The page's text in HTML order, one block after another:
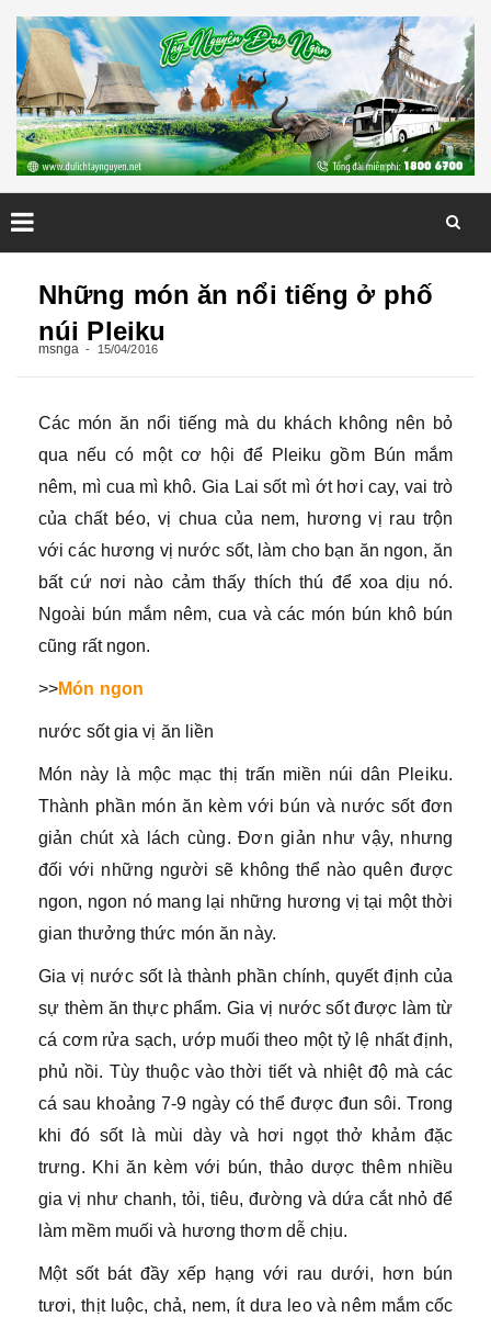
Những món ăn nổi tiếng ở phố
núi Pleiku
msnga 15/04/2016
Các món ăn nổi tiếng mà du khách không nên bỏ
qua nếu có một cơ hội để Pleiku gồm Bún mắm
nêm, mì cua mì khô. Gia Lai sốt mì ớt hơi cay, vai trò
của chất béo, vị chua của nem, hương vị rau trộn
với các hương vị nước sốt, làm cho bạn ăn ngon, ăn
bất cứ nơi nào cảm thấy thích thú để xoa dịu nó.
Ngoài bún mắm nêm, cua và các món bún khô bún
cũng rất ngon.
>>Món ngon
nước sốt gia vị ăn liền
Món này là mộc mạc thị trấn miền núi dân Pleiku.
Thành phần món ăn kèm với bún và nước sốt đơn
giản chút xà lách cùng. Đơn giản như vậy, nhưng
đối với những người sẽ không thể nào quên được
ngon, ngon nó mang lại những hương vị tại một thời
gian thưởng thức món ăn này.
Gia vị nước sốt là thành phần chính, quyết định của
sự thèm ăn thực phẩm. Gia vị nước sốt được làm từ
cá cơm rửa sạch, ướp muối theo một tỷ lệ nhất định,
phủ nồi. Tùy thuộc vào thời tiết và nhiệt độ mà các
cá sau khoảng 7-9 ngày có thể được đun sôi. Trong
khi đó sốt là mùi dày và hơi ngọt thở khảm đặc
trưng. Khi ăn kèm với bún, thảo dược thêm nhiều
gia vị như chanh, tỏi, tiêu, đường và dứa cắt nhỏ để
làm mềm muối và hương thơm dễ chịu.
Một sốt bát đầy xếp hạng với rau dưới, hơn bún
tươi, thịt luộc, chả, nem, ít dưa leo và nêm mắm cốc